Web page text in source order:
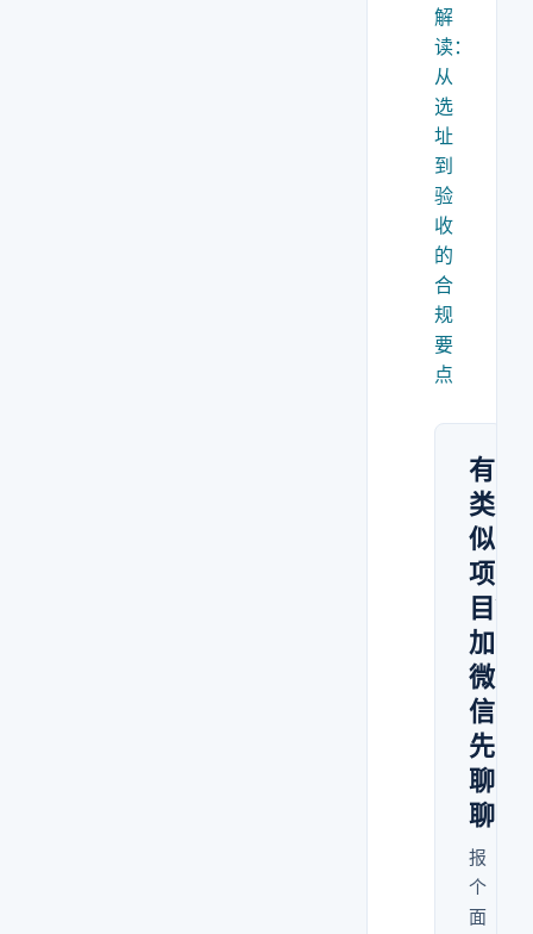
解
读：
从
选
址
到
验
收
的
合
规
要
点
有
类
似
项
目？
加
微
信
先
聊
聊
报
个
面